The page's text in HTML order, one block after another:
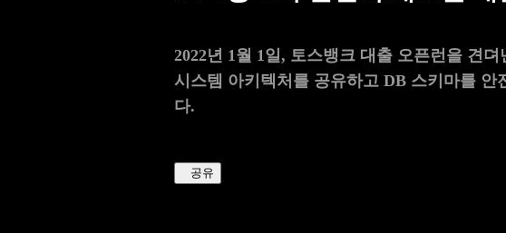
2022년 1월 1일, 토스뱅크 대출 오픈런을 견
시스템 아키텍처를 공유하고 DB 스키마를 안
다.
공유